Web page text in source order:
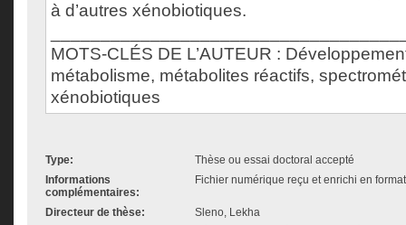
à d’autres xénobiotiques.
MOTS-CLÉS DE L’AUTEUR :
métabolisme, métabolites réactifs,
xénobiotiques
Type:
Thèse ou essai doctoral accepté
Informations
complémentaires:
Fichier numérique reçu et enrichi en
Directeur de thèse: Sleno, Lekha